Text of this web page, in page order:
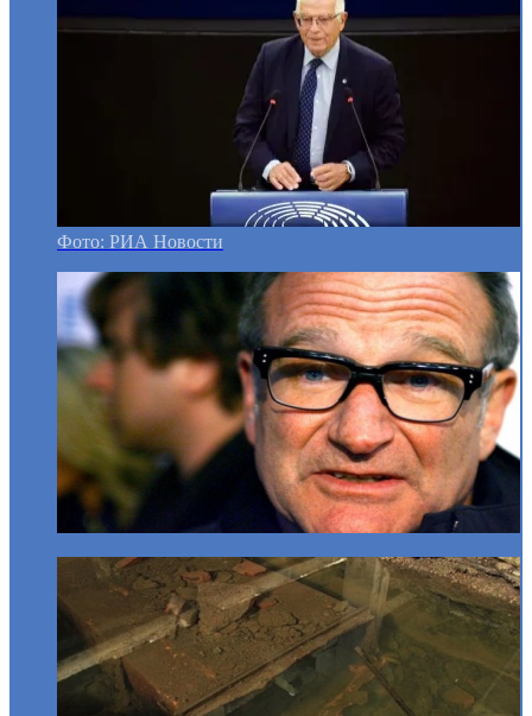
Фото: РИА Новости